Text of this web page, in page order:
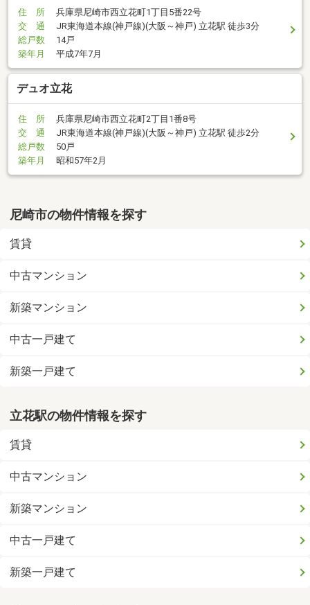
住 所
兵庫県尼崎市西立花町1丁目5番22号
交 通
JR東海道本線(神戸線)(大阪～神戸) 立花駅 徒歩3分
総戸数
14戸
築年月
平成7年7月
デュオ立花
住 所
兵庫県尼崎市西立花町2丁目1番8号
交 通
JR東海道本線(神戸線)(大阪～神戸) 立花駅 徒歩2分
総戸数
50戸
築年月
昭和57年2月
尼崎市の物件情報を探す
賃貸
中古マンション
新築マンション
中古一戸建て
新築一戸建て
立花駅の物件情報を探す
賃貸
中古マンション
新築マンション
中古一戸建て
新築一戸建て